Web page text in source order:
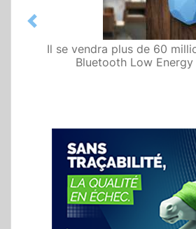
Il se vendra plus de 60
Bluetooth Low Energy
Previous